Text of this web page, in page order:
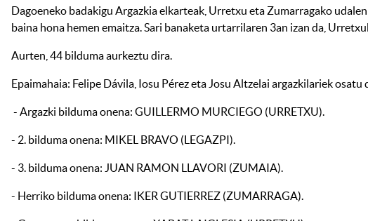
Dagoeneko badakigu Argazkia elkarteak, Urretxu eta Zumarragako
baina hona hemen emaitza. Sari banaketa urtarrilaren 3an izan da,
Aurten, 44 bilduma aurkeztu dira.
Epaimahaia: Felipe Dávila, Iosu Pérez eta Josu Altzelai argazkilariek osatu
- Argazki bilduma onena: GUILLERMO MURCIEGO (URRETXU).
- 2. bilduma onena: MIKEL BRAVO (LEGAZPI).
- 3. bilduma onena: JUAN RAMON LLAVORI (ZUMAIA).
- Herriko bilduma onena: IKER GUTIERREZ (ZUMARRAGA).